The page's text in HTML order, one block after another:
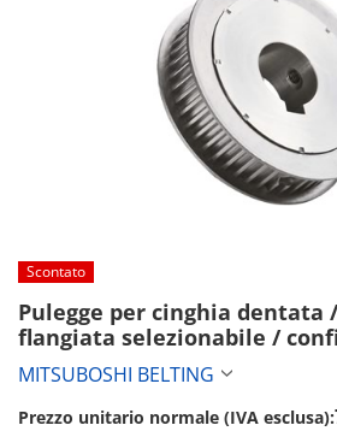
Scontato
Pulegge per cinghia dentata
flangiata selezionabile /
acciaio / brunito, nichelatura
(S1-T10-25-16AX-20T0K)
MITSUBOSHI BELTING
Prezzo unitario normale (IVA esclusa):